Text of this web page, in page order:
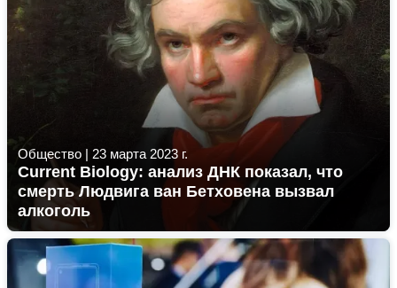
Общество | 23 марта 2023 г.
Current Biology: анализ ДНК показал, что
смерть Людвига ван Бетховена вызвал
алкоголь